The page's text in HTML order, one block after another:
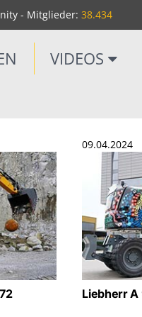
- Mitglieder: 38.434
VIDEOS
09.04.2024
Liebherr A